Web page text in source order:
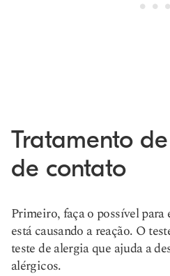
Tratamento
de contato
Primeiro, faça o possível para
está causando a reação. O
teste de alergia que ajuda a
alérgicos.